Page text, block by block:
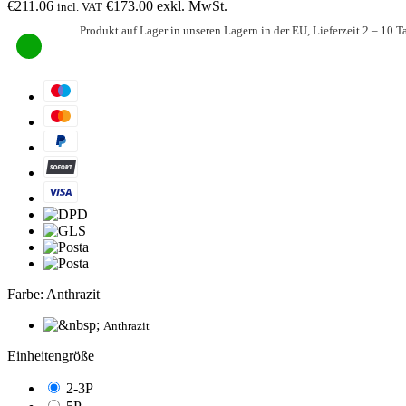
€211.06 incl. VAT €173.00 exkl. MwSt.
Produkt auf Lager in unseren Lagern in der EU, Lieferzeit 2 – 10
Farbe: Anthrazit
Anthrazit
Einheitengröße
2-3P